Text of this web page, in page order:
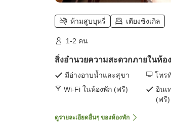
ห้ามสูบบุหรี่ เตียงซิงเกิล
1-2 คน
สิ่งอำนวยความสะดวกภายในห้อ
มีอ่างอาบน้ำและสุขา
โทร
Wi-Fi ในห้องพัก (ฟรี)
อินเ
(ฟรี)
ดูรายละเอียดอื่นๆ ของห้องพัก